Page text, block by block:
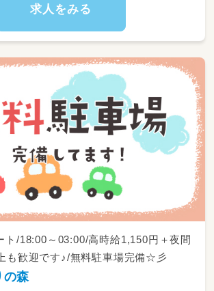
求人をみる
ト/18:00～03:00/高時給1,150円＋夜間
も歓迎です♪/無料駐車場完備☆彡
の森